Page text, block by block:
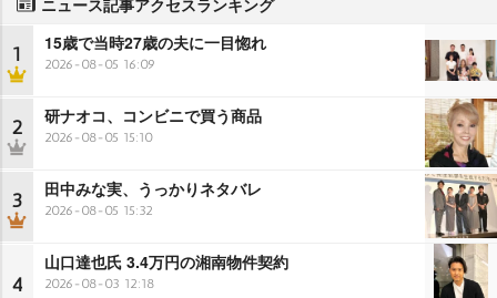
ニュース記事アクセスランキング
1 15歳で当時27歳の夫に一目惚れ
2026-08-05 16:09
2 研ナオコ、コンビニで買う商品
2026-08-05 15:10
3 田中みな実、うっかりネタバレ
2026-08-05 15:32
4
山口達也氏 3.4万円の湘南物件契約
2026-08-03 12:18